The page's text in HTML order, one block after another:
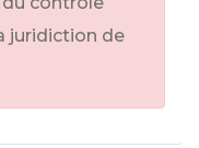
juridiction de